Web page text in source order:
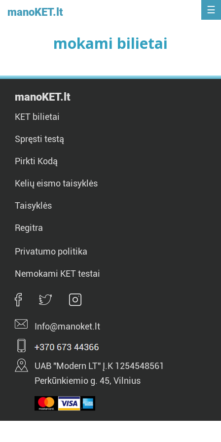
manoKET.lt
mokami bilietai
manoKET.lt
KET bilietai
Spręsti testą
Pirkti Kodą
Kelių eismo taisyklės
Taisyklės
Regitra
Privatumo politika
Nemokami KET testai
Info@manoket.lt
UAB "Modern LT" Į.K 1254548561
Perkūnkiemio g. 45, Vilnius